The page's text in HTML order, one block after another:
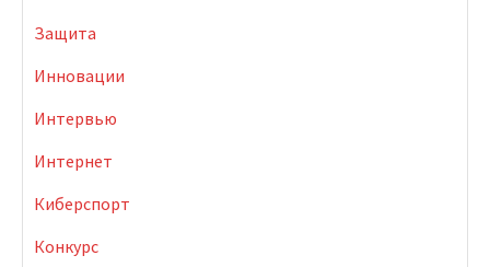
Защита
Инновации
Интервью
Интернет
Киберспорт
Конкурс